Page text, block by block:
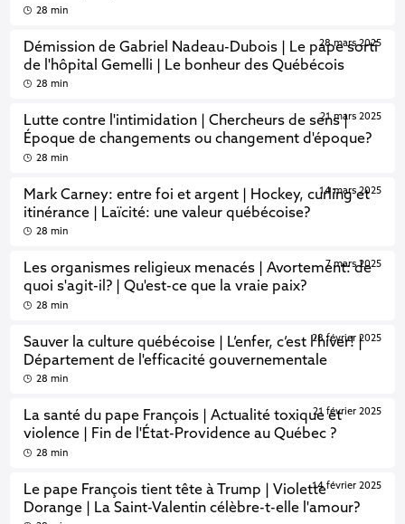
28 min
Démission de Gabriel Nadeau-Dubois | Le pape sorti
de l'hôpital Gemelli | Le bonheur des Québécois
28 mars 2025
28 min
Lutte contre l'intimidation | Chercheurs de sens |
Époque de changements ou changement d'époque?
21 mars 2025
28 min
Mark Carney: entre foi et argent | Hockey, curling et
itinérance | Laïcité: une valeur québécoise?
14 mars 2025
28 min
Les organismes religieux menacés | Avortement: de
quoi s'agit-il? | Qu'est-ce que la vraie paix?
7 mars 2025
28 min
Sauver la culture québécoise | L’enfer, c’est l’hiver! |
Département de l'efficacité gouvernementale
28 février 2025
28 min
La santé du pape François | Actualité toxique et
violence | Fin de l'État-Providence au Québec ?
21 février 2025
28 min
Le pape François tient tête à Trump | Violette
Dorange | La Saint-Valentin célèbre-t-elle l'amour?
14 février 2025